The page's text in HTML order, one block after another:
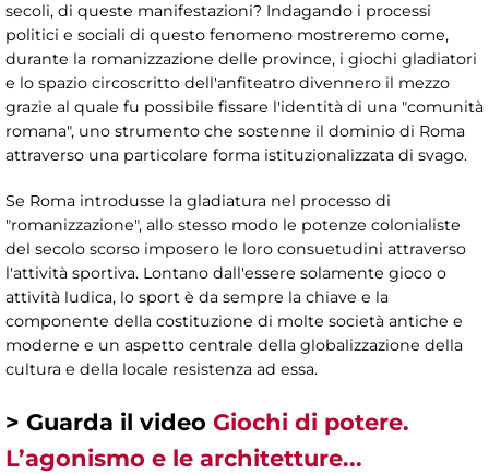
secoli, di queste manifestazioni? Indagando i processi
politici e sociali di questo fenomeno mostreremo come,
durante la romanizzazione delle province, i giochi gladiatori
e lo spazio circoscritto dell'anfiteatro divennero il mezzo
grazie al quale fu possibile fissare l'identità di una "comunità
romana", uno strumento che sostenne il dominio di Roma
attraverso una particolare forma istituzionalizzata di svago.
Se Roma introdusse la gladiatura nel processo di
"romanizzazione", allo stesso modo le potenze colonialiste
del secolo scorso imposero le loro consuetudini attraverso
l'attività sportiva. Lontano dall'essere solamente gioco o
attività ludica, lo sport è da sempre la chiave e la
componente della costituzione di molte società antiche e
moderne e un aspetto centrale della globalizzazione della
cultura e della locale resistenza ad essa.
> Guarda il video Giochi di potere.
L’agonismo e le architetture...